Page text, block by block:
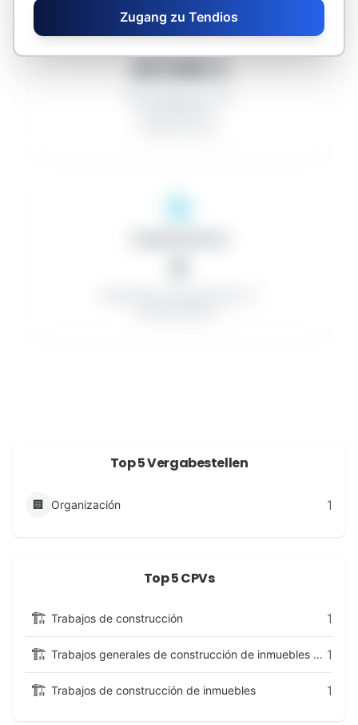
Durchschnitte
Zugang zu Tendios
Top 5 Vergabestellen
🏢 Organización 1
Top 5 CPVs
🏗️ Trabajos de construcción 1
🏗️ Trabajos generales de construcción de inmuebles y obras de ingeniería civil 1
🏗️ Trabajos de construcción de inmuebles 1